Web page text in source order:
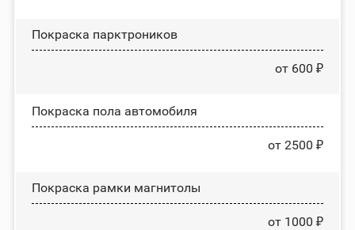
Покраска парктроников
от 600 ₽
Покраска пола автомобиля
от 2500 ₽
Покраска рамки магнитолы
от 1000 ₽